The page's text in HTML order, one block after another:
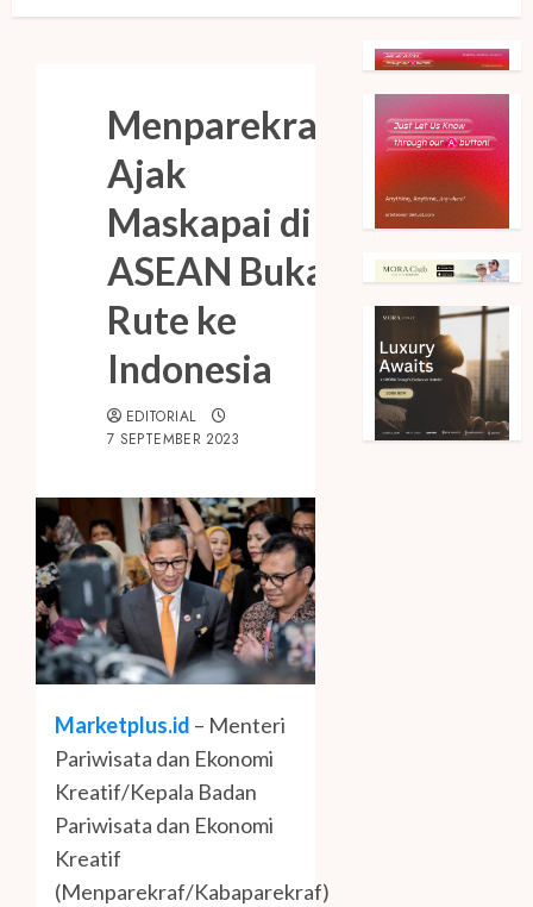
Menparekraf
Ajak
Maskapai di
ASEAN Buka
Rute ke
Indonesia
EDITORIAL
7 SEPTEMBER 2023
Marketplus.id – Menteri
Pariwisata dan Ekonomi
Kreatif/Kepala Badan
Pariwisata dan Ekonomi
Kreatif
(Menparekraf/Kabaparekraf)